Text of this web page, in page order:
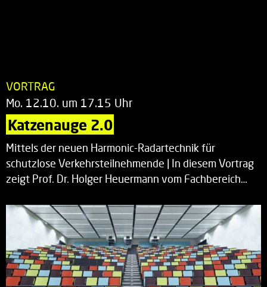
VORTRAG
Mo. 12.10. um 17.15 Uhr
Katzenauge 2.0
Mittels der neuen Harmonic-Radartechnik für
schutzlose Verkehrsteilnehmende | In diesem Vortrag
zeigt Prof. Dr. Holger Heuermann vom Fachbereich…